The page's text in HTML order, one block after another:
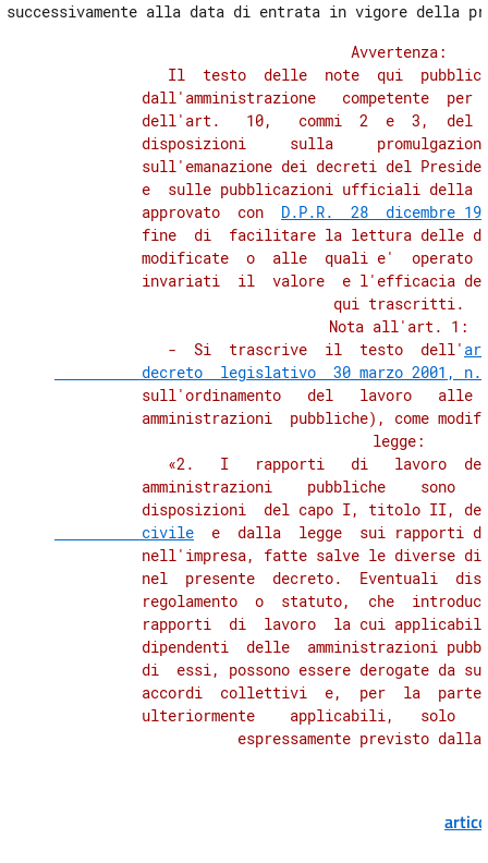
          Avvertenza:
Il  testo  delle  note  qui
dall'amministrazione   competente  per
dell'art.   10,   commi  2  e  3,  del
disposizioni     sulla
sull'emanazione dei decreti del
e  sulle pubblicazioni ufficiali della
          approvato  con
D.P.R.  28  dicembre
fine  di  facilitare la lettura delle
modificate  o  alle  quali e'  operato
invariati  il  valore  e l'efficacia
          qui trascritti.
          Nota all'art. 1:
             -  Si  trascrive  il  testo  dell'
decreto  legislativo  30 marzo 2001, n.
sull'ordinamento   del   lavoro   alle
amministrazioni  pubbliche), come
          legge:
«2.   I   rapporti   di   lavoro
amministrazioni    pubbliche    sono
disposizioni  del capo I, titolo II,
          civile
e  dalla  legge  sui rapporti
nell'impresa, fatte salve le diverse
nel  presente  decreto.  Eventuali
regolamento  o  statuto,  che
rapporti  di  lavoro  la cui
dipendenti  delle  amministrazioni
di  essi, possono essere derogate da
accordi  collettivi  e,  per  la
ulteriormente    applicabili,   solo